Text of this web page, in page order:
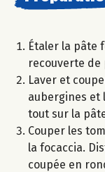
Étaler la pâte
recouverte de
Laver et
aubergines et
tout sur la
Couper les
la focaccia.
coupée en